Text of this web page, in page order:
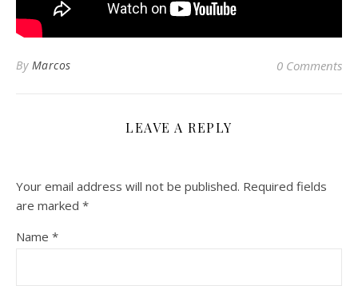
By Marcos 0 Comments
LEAVE A REPLY
Your email address will not be published. Required fields
are marked *
Name *